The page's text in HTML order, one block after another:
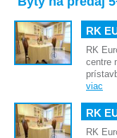
RK
RK
centre
viac
RK
RK